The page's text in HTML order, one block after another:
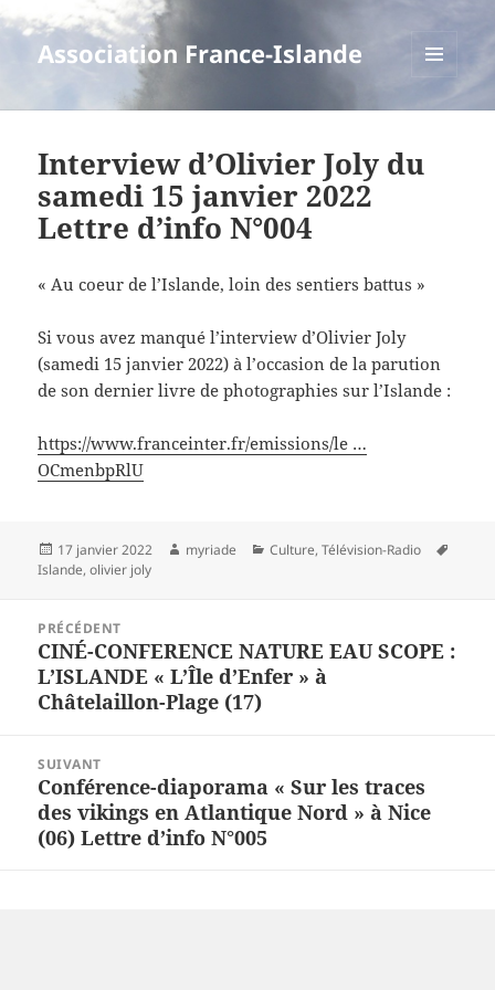
Association France-Islande
Interview d’Olivier Joly du
samedi 15 janvier 2022
Lettre d’info N°004
« Au coeur de l’Islande, loin des sentiers battus »
Si vous avez manqué l’interview d’Olivier Joly
(samedi 15 janvier 2022) à l’occasion de la parution
de son dernier livre de photographies sur l’Islande :
https://www.franceinter.fr/emissions/le …
OCmenbpRlU
Publié
le
17 janvier 2022 Auteur
myriade Catégories
Culture,Télévision-Radio
Islande,olivier joly
l’article
PRÉCÉDENT
Article
précédent :
CINÉ-CONFERENCE NATURE EAU SCOPE :
L’ISLANDE « L’Île d’Enfer » à
Châtelaillon-Plage (17)
SUIVANT
Article
suivant :
Conférence-diaporama « Sur les traces
des vikings en Atlantique Nord » à Nice
(06) Lettre d’info N°005